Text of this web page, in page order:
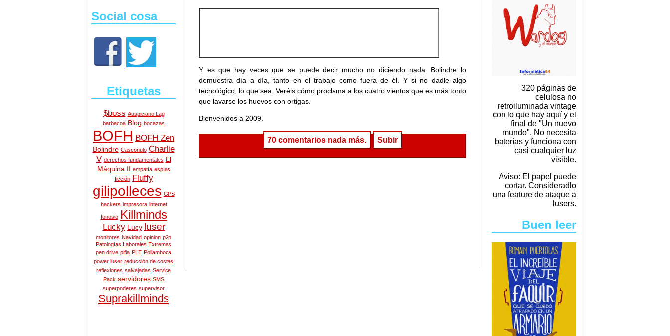
Social cosa
Etiquetas
$boss Auspiciano Lag
barbacoa Blog bocazas
BOFH BOFH Zen
Bolindre Casconulo Charlie
V derechos fundamentales El
Máquina II empatía espías
ficción
Fluffy
gilipolleces GPS
hackers impresora internet
Ionosio Killminds
Lucky Lucy luser
monitores Navidad opinion p2p
Patologías Laborales Extremas
pen drive pifia PLE Pollamboca
power luser reducción de costes
reflexiones salvajadas Service
Pack servidores SMS
superpoderes supervisor
Suprakillminds
320 páginas de
celulosa no
retroiluminada vintage
con lo que hay aquí y el
final de "Un nuevo
mundo". No necesita
baterías y funciona con
casi cualquier luz
visible.
Aviso: El papel puede
cortar. Consideradlo
una feature de ataque a
lusers.
Buen leer
Y es que hay veces que se puede decir mucho no diciendo nada. Bolindre lo
demuestra día a día, tanto en el trabajo como fuera de él. Y si no dadle algo
tecnológico, lo que sea. Veréis cómo proclama a los cuatro vientos que es más tonto
que lavarse los huevos con ortigas.
Bienvenidos a 2009.
70 comentarios nada más. Subir